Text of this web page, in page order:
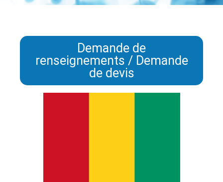
Demande de
renseignements / Demande
de devis